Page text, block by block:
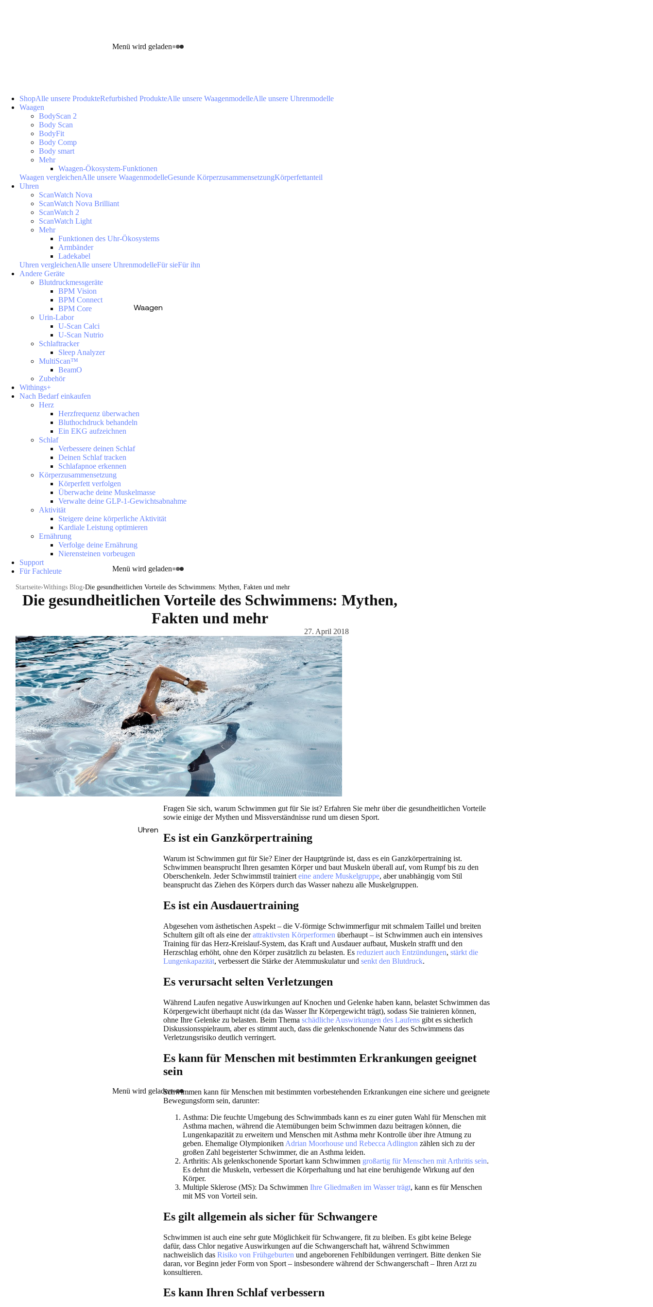
Menü wird geladen
Waagen
Menü wird geladen
Uhren
Menü wird geladen
ShopAlle unsere ProdukteRefurbished ProdukteAlle unsere WaagenmodelleAlle unsere Uhrenmodelle
Waagen
BodyScan 2
Body Scan
BodyFit
Body Comp
Body smart
Mehr
Waagen-Ökosystem-Funktionen
Waagen vergleichenAlle unsere WaagenmodelleGesunde KörperzusammensetzungKörperfettanteil
Uhren
ScanWatch Nova
ScanWatch Nova Brilliant
ScanWatch 2
ScanWatch Light
Mehr
Funktionen des Uhr-Ökosystems
Armbänder
Ladekabel
Uhren vergleichenAlle unsere UhrenmodelleFür sieFür ihn
Andere Geräte
Blutdruckmessgeräte
BPM Vision
BPM Connect
BPM Core
Urin-Labor
U-Scan Calci
U-Scan Nutrio
Schlaftracker
Sleep Analyzer
MultiScan™
BeamO
Zubehör
Withings+
Nach Bedarf einkaufen
Herz
Herzfrequenz überwachen
Bluthochdruck behandeln
Ein EKG aufzeichnen
Schlaf
Verbessere deinen Schlaf
Deinen Schlaf tracken
Schlafapnoe erkennen
Körperzusammensetzung
Körperfett verfolgen
Überwache deine Muskelmasse
Verwalte deine GLP-1-Gewichtsabnahme
Aktivität
Steigere deine körperliche Aktivität
Kardiale Leistung optimieren
Ernährung
Verfolge deine Ernährung
Nierensteinen vorbeugen
Support
Für Fachleute
Startseite Withings Blog Die gesundheitlichen Vorteile des Schwimmens: Mythen, Fakten und mehr
Die gesundheitlichen Vorteile des Schwimmens: Mythen,
Fakten und mehr
27. April 2018
Fragen Sie sich, warum Schwimmen gut für Sie ist? Erfahren Sie mehr über die gesundheitlichen Vorteile
sowie einige der Mythen und Missverständnisse rund um diesen Sport.
Es ist ein Ganzkörpertraining
Warum ist Schwimmen gut für Sie? Einer der Hauptgründe ist, dass es ein Ganzkörpertraining ist.
Schwimmen beansprucht Ihren gesamten Körper und baut Muskeln überall auf, vom Rumpf bis zu den
Oberschenkeln. Jeder Schwimmstil trainiert eine andere Muskelgruppe, aber unabhängig vom Stil
beansprucht das Ziehen des Körpers durch das Wasser nahezu alle Muskelgruppen.
Es ist ein Ausdauertraining
Abgesehen vom ästhetischen Aspekt – die V-förmige Schwimmerfigur mit schmalem Taillel und breiten
Schultern gilt oft als eine derattraktivsten Körperformen überhaupt – ist Schwimmen auch ein intensives
Training für das Herz-Kreislauf-System, das Kraft und Ausdauer aufbaut, Muskeln strafft und den
Herzschlag erhöht, ohne den Körper zusätzlich zu belasten. Es reduziert auch Entzündungen, stärkt die
Lungenkapazität, verbessert die Stärke der Atemmuskulatur und senkt den Blutdruck.
Es verursacht selten Verletzungen
Während Laufen negative Auswirkungen auf Knochen und Gelenke haben kann, belastet Schwimmen das
Körpergewicht überhaupt nicht (da das Wasser Ihr Körpergewicht trägt), sodass Sie trainieren können,
ohne Ihre Gelenke zu belasten. Beim Thema schädliche Auswirkungen des Laufens gibt es sicherlich
Diskussionsspielraum, aber es stimmt auch, dass die gelenkschonende Natur des Schwimmens das
Verletzungsrisiko deutlich verringert.
Es kann für Menschen mit bestimmten Erkrankungen geeignet
sein
Schwimmen kann für Menschen mit bestimmten vorbestehenden Erkrankungen eine sichere und geeignete
Bewegungsform sein, darunter:
Asthma: Die feuchte Umgebung des Schwimmbads kann es zu einer guten Wahl für Menschen mit
Asthma machen, während die Atemübungen beim Schwimmen dazu beitragen können, die
Lungenkapazität zu erweitern und Menschen mit Asthma mehr Kontrolle über ihre Atmung zu
geben. Ehemalige Olympioniken Adrian Moorhouse und Rebecca Adlington zählen sich zu der
großen Zahl begeisterter Schwimmer, die an Asthma leiden.
Arthritis: Als gelenkschonende Sportart kann Schwimmen großartig für Menschen mit Arthritis sein.
Es dehnt die Muskeln, verbessert die Körperhaltung und hat eine beruhigende Wirkung auf den
Körper.
Multiple Sklerose (MS): Da Schwimmen Ihre Gliedmaßen im Wasser trägt, kann es für Menschen
mit MS von Vorteil sein.
Es gilt allgemein als sicher für Schwangere
Schwimmen ist auch eine sehr gute Möglichkeit für Schwangere, fit zu bleiben. Es gibt keine Belege
dafür, dass Chlor negative Auswirkungen auf die Schwangerschaft hat, während Schwimmen
nachweislich das Risiko von Frühgeburten und angeborenen Fehlbildungen verringert. Bitte denken Sie
daran, vor Beginn jeder Form von Sport – insbesondere während der Schwangerschaft – Ihren Arzt zu
konsultieren.
Es kann Ihren Schlaf verbessern